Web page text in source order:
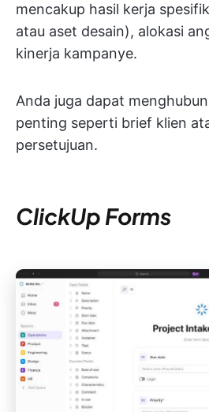
mencakup hasil kerja
atau aset desain), alokasi
kinerja kampanye.
Anda juga dapat
penting seperti brief klien
persetujuan.
ClickUp Forms